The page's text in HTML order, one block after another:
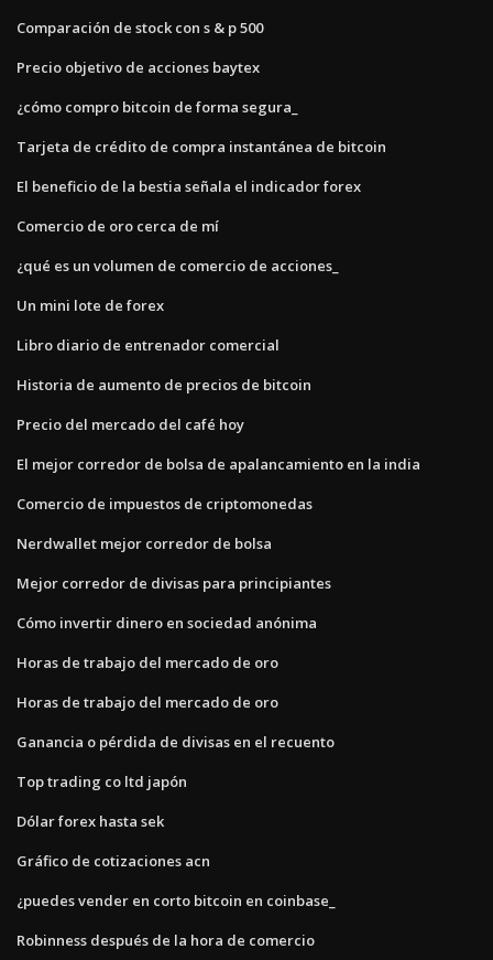
Comparación de stock con s & p 500
Precio objetivo de acciones baytex
¿cómo compro bitcoin de forma segura_
Tarjeta de crédito de compra instantánea de bitcoin
El beneficio de la bestia señala el indicador forex
Comercio de oro cerca de mí
¿qué es un volumen de comercio de acciones_
Un mini lote de forex
Libro diario de entrenador comercial
Historia de aumento de precios de bitcoin
Precio del mercado del café hoy
El mejor corredor de bolsa de apalancamiento en la india
Comercio de impuestos de criptomonedas
Nerdwallet mejor corredor de bolsa
Mejor corredor de divisas para principiantes
Cómo invertir dinero en sociedad anónima
Horas de trabajo del mercado de oro
Horas de trabajo del mercado de oro
Ganancia o pérdida de divisas en el recuento
Top trading co ltd japón
Dólar forex hasta sek
Gráfico de cotizaciones acn
¿puedes vender en corto bitcoin en coinbase_
Robinness después de la hora de comercio